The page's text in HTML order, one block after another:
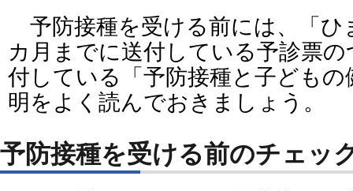
予防接種を受ける前には、「ひ
カ月までに送付している予診票
付している「予防接種と子ども
明をよく読んでおきましょう。
予防接種を受ける前のチェッ